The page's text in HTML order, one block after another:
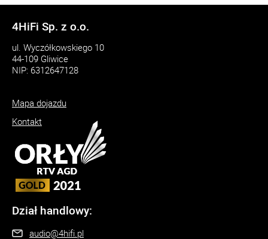
4HiFi Sp. z o.o.
ul. Wyczółkowskiego 10
44-109 Gliwice
NIP: 6312647128
Mapa dojazdu
Kontakt
Dział handlowy:
audio@4hifi.pl